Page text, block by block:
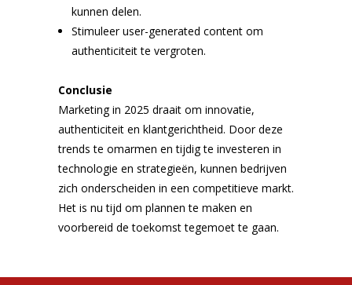
kunnen delen.
Stimuleer user-generated content om
authenticiteit te vergroten.
Conclusie
Marketing in 2025 draait om innovatie,
authenticiteit en klantgerichtheid. Door deze
trends te omarmen en tijdig te investeren in
technologie en strategieën, kunnen bedrijven
zich onderscheiden in een competitieve markt.
Het is nu tijd om plannen te maken en
voorbereid de toekomst tegemoet te gaan.